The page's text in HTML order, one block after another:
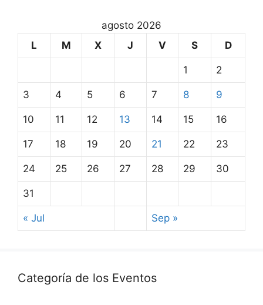
agosto 2026
L
M X J V S D
1 2
3 4 5 6 7 8 9
10 11 12 13 14 15 16
17 18 19 20 21 22 23
24 25 26 27 28 29 30
31
« Jul Sep »
Categoría de los Eventos